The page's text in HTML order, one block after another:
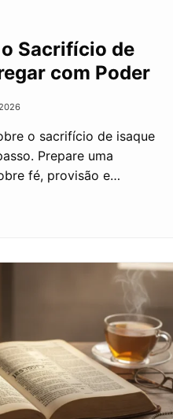
Sacrifício de
com Poder
o sacrifício de isaque
Prepare uma
fé, provisão e…